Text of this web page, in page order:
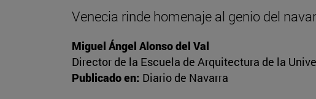
Venecia rinde homenaje al genio del
Miguel Ángel Alonso del Val
Director de la Escuela de Arquitectura de la
Publicado en: Diario de Navarra